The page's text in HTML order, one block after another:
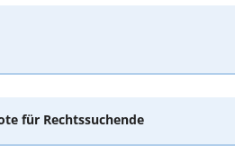
für Rechtssuchende